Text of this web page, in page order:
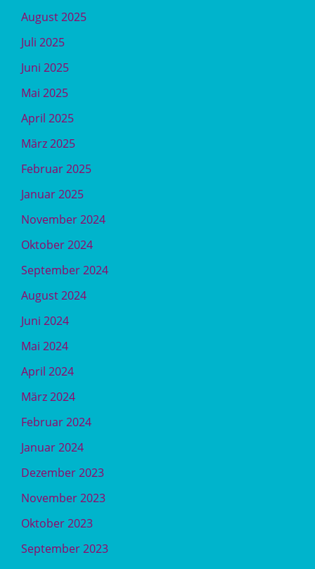
August 2025
Juli 2025
Juni 2025
Mai 2025
April 2025
März 2025
Februar 2025
Januar 2025
November 2024
Oktober 2024
September 2024
August 2024
Juni 2024
Mai 2024
April 2024
März 2024
Februar 2024
Januar 2024
Dezember 2023
November 2023
Oktober 2023
September 2023